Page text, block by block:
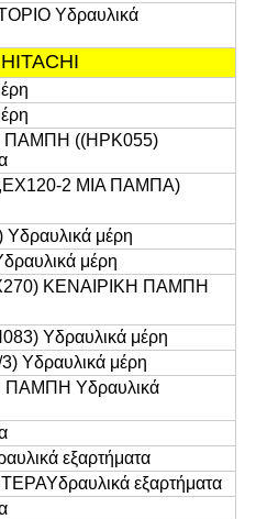
Υδραυλικά
ΠΑΜΠΗ ((HPK055)
2 ΜΙΑ ΠΑΜΠΑ)
μέρη
μέρη
ΚΕΝΑΙΡΙΚΗ ΠΑΜΠΗ
Υδραυλικά μέρη
Υδραυλικά μέρη
ΠΑΜΠΗ Υδραυλικά
εξαρτήματα
Υδραυλικά εξαρτήματα